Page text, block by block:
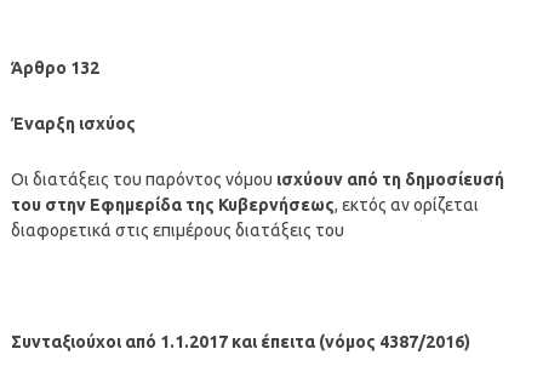
Άρθρο 132
Έναρξη ισχύος
Οι διατάξεις του παρόντος νόμου ισχύουν από τη δημοσίευσή
του στην Εφημερίδα της Κυβερνήσεως, εκτός αν ορίζεται
διαφορετικά στις επιμέρους διατάξεις του
Συνταξιούχοι από 1.1.2017 και έπειτα (νόμος 4387/2016)